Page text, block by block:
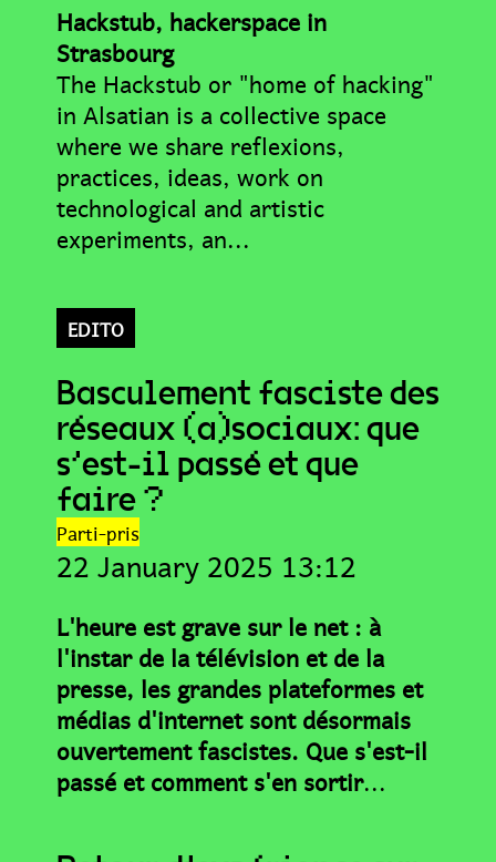
Hackstub, hackerspace in
Strasbourg
The Hackstub or "home of hacking"
in Alsatian is a collective space
where we share reflexions,
practices, ideas, work on
technological and artistic
experiments, an...
EDITO
Basculement fasciste des
réseaux (a)sociaux: que
s’est-il passé et que
faire ?
Parti-pris
22 January 2025 13:12
L'heure est grave sur le net : à
l'instar de la télévision et de la
presse, les grandes plateformes et
médias d'internet sont désormais
ouvertement fascistes. Que s'est-il
passé et comment s'en sortir...